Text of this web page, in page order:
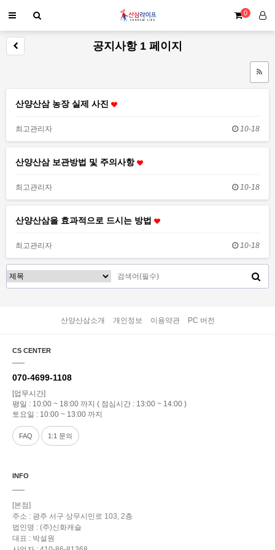
0
공지사항 1 페이지
산양산삼 농장 실제 사진
최고관리자 10-18
산양산삼 보관방법 및 주의사항
최고관리자 10-18
산양산삼을 효과적으로 드시는 방법
최고관리자 10-18
산양산삼소개 개인정보 이용약관 PC 버전
CS CENTER
070-4699-1108
[업무시간]
평일 : 10:00 ~ 18:00 까지 ( 점심시간 : 13:00 ~ 14:00 )
토요일 : 10:00 ~ 13:00 까지
FAQ 1:1 문의
INFO
[본점]
주소 : 광주 서구 상무시민로 103, 2층
법인명 : (주)신화캐슬
대표 : 박설원